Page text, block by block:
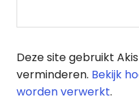
Deze site gebruikt
verminderen. Bekijk
worden verwerkt.